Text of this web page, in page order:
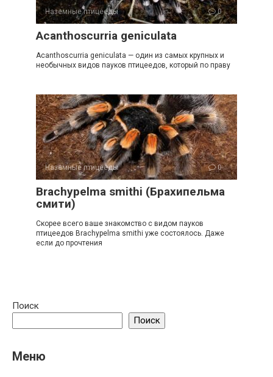
Наземные птицееды 0
Acanthoscurria geniculata
Acanthoscurria geniculata — один из самых крупных и
необычных видов пауков птицеедов, который по праву
Наземные птицееды 0
Brachypelma smithi (Брахипельма
смити)
Скорее всего ваше знакомство с видом пауков
птицеедов Brachypelma smithi уже состоялось. Даже
если до прочтения
Поиск
Поиск
Меню